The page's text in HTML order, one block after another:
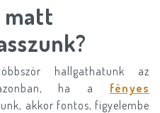
matt
hallgathatunk az
ha a
fényes
akkor fontos, figyelembe